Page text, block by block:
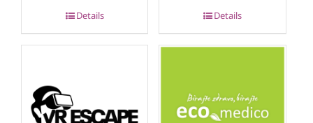
Details Details